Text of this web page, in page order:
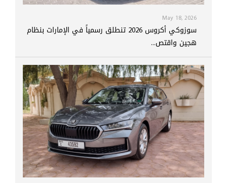
May 18, 2026
سوزوكي أكروس 2026 تنطلق رسمياً في الإمارات بنظام
هجين واقتص...